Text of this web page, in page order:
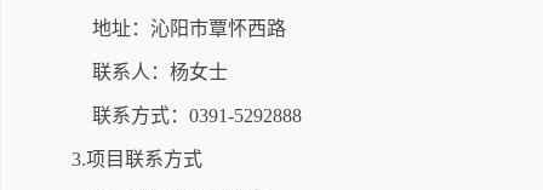
地址：沁阳市覃怀西路
联系人：杨女士
联系方式：0391-5292888
3.项目联系方式